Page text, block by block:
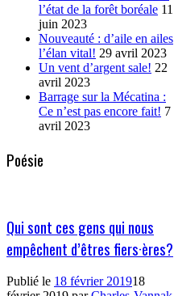
l’état de la forêt boréale 11
juin 2023
Nouveauté : d’aile en ailes
l’élan vital! 29 avril 2023
Un vent d’argent sale! 22
avril 2023
Barrage sur la Mécatina :
Ce n’est pas encore fait! 7
avril 2023
Poésie
Qui sont ces gens qui nous
empêchent d’êtres fiers·ères?
Publié le 18 février 201918